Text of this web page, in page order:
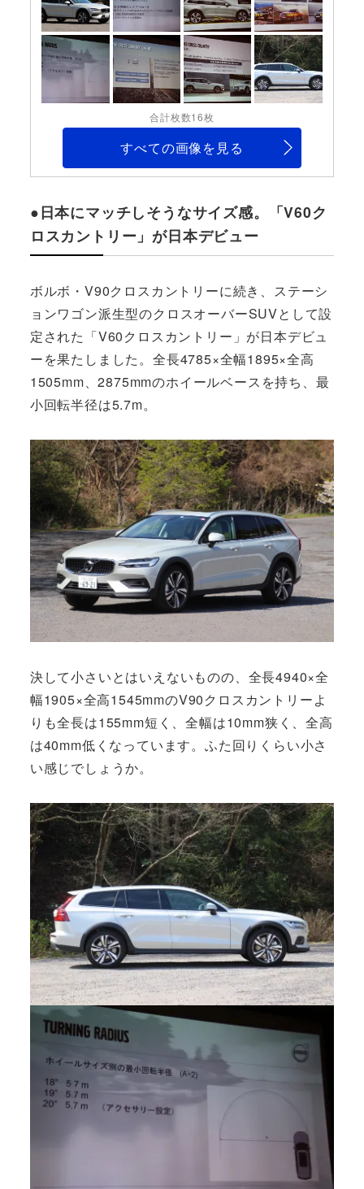
合計枚数16枚
すべての画像を見る
●日本にマッチしそうなサイズ感。「V60ク
ロスカントリー」が日本デビュー
ボルボ・V90クロスカントリーに続き、ステーシ
ョンワゴン派生型のクロスオーバーSUVとして設
定された「V60クロスカントリー」が日本デビュ
ーを果たしました。全長4785×全幅1895×全高
1505mm、2875mmのホイールベースを持ち、最
小回転半径は5.7m。
決して小さいとはいえないものの、全長4940×全
幅1905×全高1545mmのV90クロスカントリーよ
りも全長は155mm短く、全幅は10mm狭く、全高
は40mm低くなっています。ふた回りくらい小さ
い感じでしょうか。